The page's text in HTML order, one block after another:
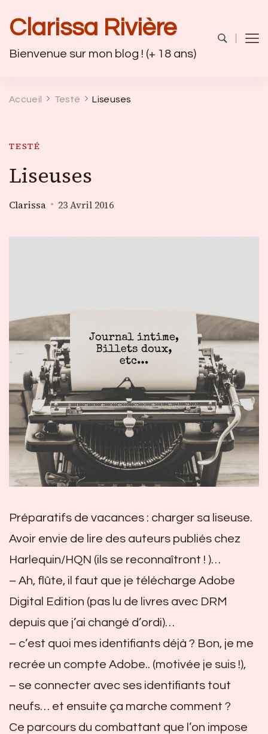
Clarissa Rivière
Bienvenue sur mon blog ! (+ 18 ans)
Accueil Testé Liseuses
TESTÉ
Liseuses
Clarissa 23 Avril 2016
Préparatifs de vacances : charger sa liseuse.
Avoir envie de lire des auteurs publiés chez
Harlequin/HQN (ils se reconnaîtront ! )…
– Ah, flûte, il faut que je télécharge Adobe
Digital Edition (pas lu de livres avec DRM
depuis que j’ai changé d’ordi)…
– c’est quoi mes identifiants déjà ? Bon, je me
recrée un compte Adobe.. (motivée je suis !),
– se connecter avec ses identifiants tout
neufs… et ensuite ça marche comment ?
Ce parcours du combattant que l’on impose